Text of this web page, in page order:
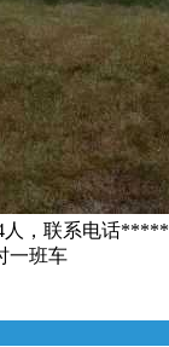
人，联系电话
一班车